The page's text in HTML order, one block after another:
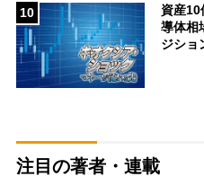
10
資産10
導体相
ジシ
注目の著者・連載